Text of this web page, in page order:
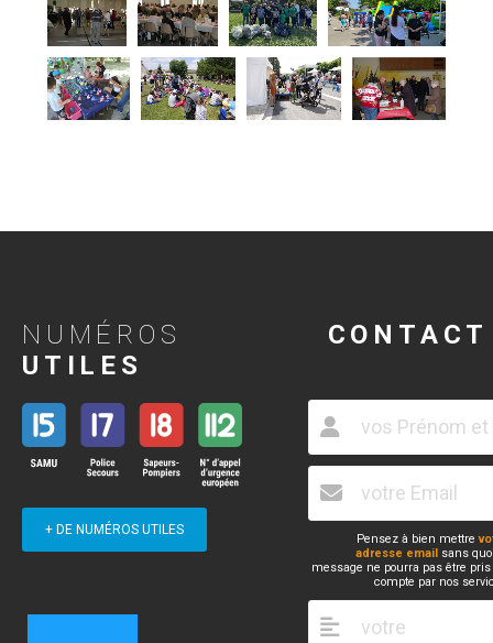
NUMÉROS
UTILES
+ DE NUMÉROS UTILES
CONTACT
Pensez à bien mettre
adresse email sans
message ne pourra pas être
compte par nos